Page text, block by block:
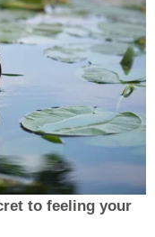
to feeling your